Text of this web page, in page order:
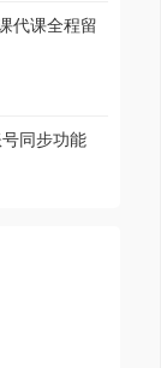
代课全程留
同步功能